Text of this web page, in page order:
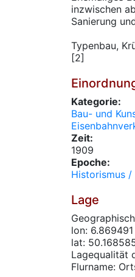
inzwischen
Sanierung
Typenbau,
[2]
Kategorie:
Bau- und
Zeit:
1909
Epoche:
Historismus
Lage
lon: 6.869491
lat:
Lagequalität
Flurname: